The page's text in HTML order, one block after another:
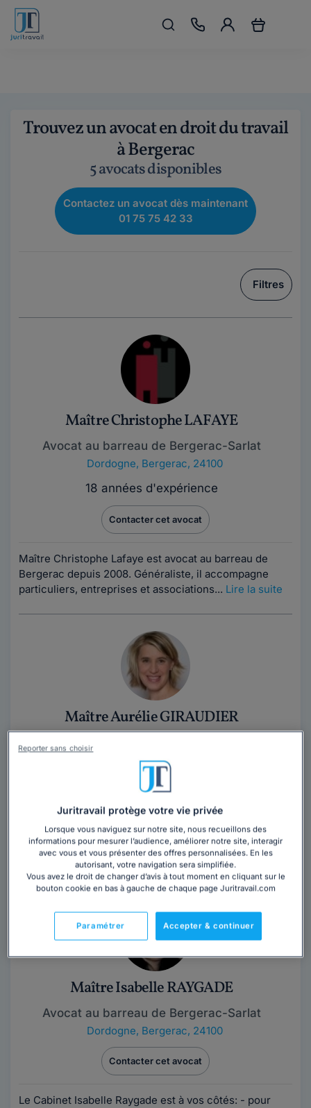
Trouvez un avocat en droit du travail
à Bergerac
5 avocats disponibles
Contactez un avocat dès maintenant
01 75 75 42 33
Filtres
Maître Christophe LAFAYE
Avocat au barreau de Bergerac-Sarlat
Dordogne, Bergerac, 24100
18 années d'expérience
Contacter cet avocat
Maître Christophe Lafaye est avocat au barreau de
Bergerac depuis 2008. Généraliste, il accompagne
particuliers, entreprises et associations... Lire la suite
Maître Aurélie GIRAUDIER
Avocat au barreau de Bergerac-Sarlat
,Bergerac, 24100
Contacter cet avocat
MAITRE AURELIE GIRAUDIER Avocat au Barreau de
Bergerac Le droit est devenu une réalité, de plus en
plus complexe, à laquelle est...Lire la suite
Maître Isabelle RAYGADE
Avocat au barreau de Bergerac-Sarlat
Dordogne, Bergerac, 24100
Contacter cet avocat
Le Cabinet Isabelle Raygade est à vos côtés: - pour
Juritravail protège votre vie privée
Lorsque vous naviguez sur notre site, nous recueillons des
informations pour mesurer l’audience, améliorer notre site, interagir
avec vous et vous présenter des offres personnalisées. En les
autorisant, votre navigation sera simplifiée.
Vous avez le droit de changer d’avis à tout moment en cliquant sur le
bouton cookie en bas à gauche de chaque page Juritravail.com
Accepter & continuer
Paramétrer
Reporter sans choisir